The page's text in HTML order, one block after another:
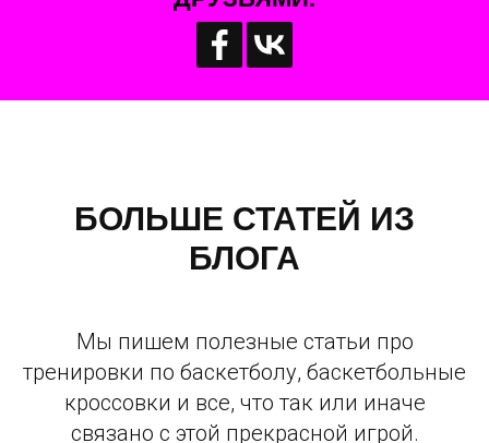
БОЛЬШЕ СТАТЕЙ ИЗ
БЛОГА
Мы пишем полезные статьи про
тренировки по баскетболу, баскетбольные
кроссовки и все, что так или иначе
связано с этой прекрасной игрой.